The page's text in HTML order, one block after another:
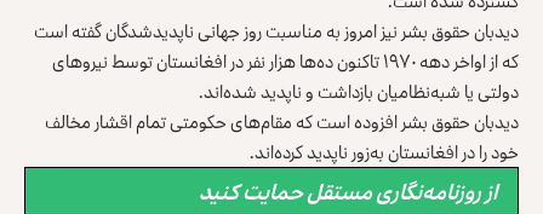
دیدبان حقوق بشر نیز امروز به مناسبت روز جهانی ناپدیدشدگان گفته است
که از اواخر دهه ۱۹۷۰ تاکنون ده‌ها هزار نفر در افغانستان توسط نیروهای
دولتی یا شبه‌نظامیان بازداشت و ناپدید شده‌اند.
دیدبان حقوق بشر افزوده است که مقام‌های حکومتی تمام اقشار مخالف
خود را در افغانستان به‌زور ناپدید کرده‌اند.
از روزنامه‌نگاری مستقل حمایت کنید